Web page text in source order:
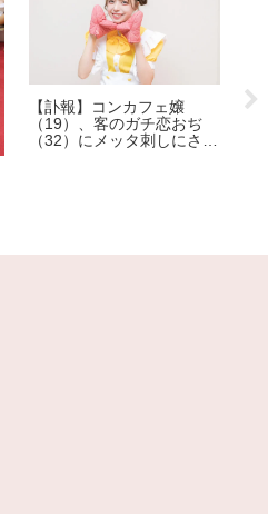
【訃報】コンカフェ嬢
（19）、客のガチ恋おぢ
（32）にメッタ刺しにされ